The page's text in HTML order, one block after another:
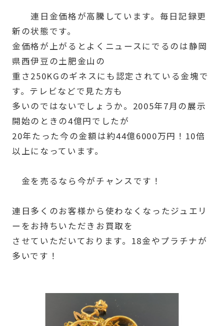
連日金価格が高騰しています。毎日記録更
新の状態です。
金価格が上がるとよくニュースにでるのは静岡
県西伊豆の土肥金山の
重さ250KGのギネスにも認定されている金塊で
す。テレビなどで見た方も
多いのではないでしょうか。2005年7月の展示
開始のときの4億円でしたが
20年たった今の金額は約44億6000万円！10倍
以上になっています。
金を売るなら今がチャンスです！
連日多くのお客様から使わなくなったジュエリ
ーをお持ちいただきお買取を
させていただいております。18金やプラチナが
多いです！